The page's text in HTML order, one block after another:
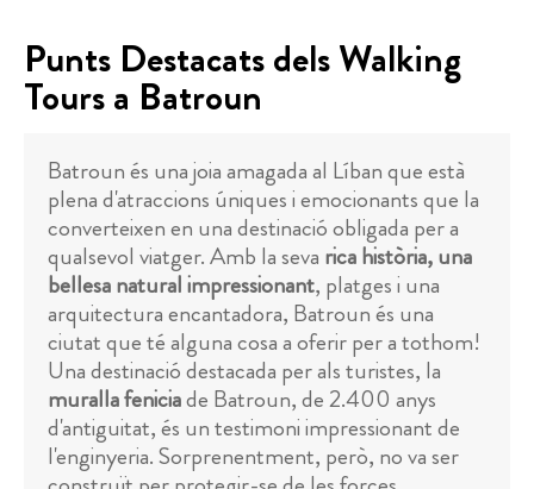
Punts Destacats dels Walking
Tours a Batroun
Batroun és una joia amagada al Líban que està
plena d'atraccions úniques i emocionants que la
converteixen en una destinació obligada per a
qualsevol viatger. Amb la seva rica història, una
bellesa natural impressionant, platges i una
arquitectura encantadora, Batroun és una
ciutat que té alguna cosa a oferir per a tothom!
Una destinació destacada per als turistes, la
muralla feniciade Batroun, de 2.400 anys
d'antiguitat, és un testimoni impressionant de
l'enginyeria. Sorprenentment, però, no va ser